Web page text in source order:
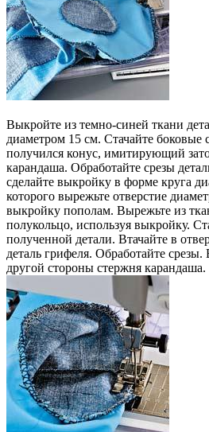
Выкройте из темно-синей ткани
диаметром 15 см. Стачайте боковые
получился конус, имитирующий
карандаша. Обработайте срезы
сделайте выкройку в форме круга
которого вырежьте отверстие
выкройку пополам. Вырежьте из
полукольцо, используя выкройку.
полученной детали. Втачайте в
деталь грифеля. Обработайте срезы.
другой стороны стержня карандаша.